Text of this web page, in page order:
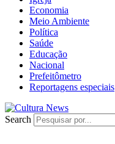
Economia
Meio Ambiente
Política
Saúde
Educação
Nacional
Prefeitômetro
Reportagens especiais
Search